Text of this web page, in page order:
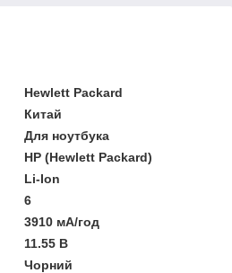
Hewlett Packard
Китай
Для ноутбука
HP (Hewlett Packard)
Li-Ion
6
3910 мА/год
11.55 В
Чорний